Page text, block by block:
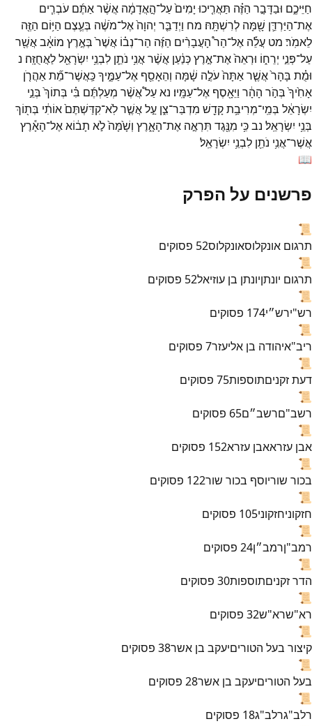
חַיֵּיכֶ֑ם וּבַדָּבָ֣ר הַזֶּ֗ה תַּאֲרִ֤יכוּ יָמִים֙עַל־הָ֣אֲדָמָ֔ה אֲשֶׁ֨ראַתֶּ֜ם עֹבְרִ֧ים
אֶת־הַיַּרְדֵּ֛ן שָׁ֖מָּה לְרִשְׁתָּֽהּ׃ מח וַיְדַבֵּ֤ר יְהוָה֙אֶל־מֹשֶׁ֔ה בְּעֶ֛צֶם הַיּ֥וֹם הַזֶּ֖ה
לֵאמֹֽר׃ מט עֲלֵ֡ה אֶל־הַר֩ הָעֲבָרִ֨ים הַזֶּ֜ה הַר־נְב֗וֹ אֲשֶׁר֙ בְּאֶ֣רֶץ מוֹאָ֔באֲשֶׁ֖ר
עַל־פְּנֵ֣י יְרֵח֑וֹ וּרְאֵה֙אֶת־אֶ֣רֶץכְּנַ֔עַן אֲשֶׁ֨ראֲנִ֥י נֹתֵ֛ן לִבְנֵ֥י יִשְׂרָאֵ֖ללַאֲחֻזָּֽה׃ נ
וּמֻ֗ת בָּהָר֙אֲשֶׁ֤ראַתָּה֙עֹלֶ֣ה שָׁ֔מָּה וְהֵאָסֵ֖ף אֶל־עַמֶּ֑יךָכַּֽאֲשֶׁר־מֵ֞תאַהֲרֹ֤ן
אָחִ֙יךָ֙ בְּהֹ֣ר הָהָ֔ר וַיֵּאָ֖סֶף אֶל־עַמָּֽיו׃ נאעַל֩אֲשֶׁ֨ר מְעַלְתֶּ֜ם בִּ֗י בְּתוֹךְ֙ בְּנֵ֣י
יִשְׂרָאֵ֔ל בְּמֵֽי־מְרִיבַ֥תקָדֵ֖שׁ מִדְבַּר־צִ֑ן עַ֣לאֲשֶׁ֤רלֹֽא־קִדַּשְׁתֶּם֙אוֹתִ֔י בְּת֖וֹךְ
בְּנֵ֥י יִשְׂרָאֵֽל׃ נבכִּ֥י מִנֶּ֖גֶד תִּרְאֶ֣ה אֶת־הָאָ֑רֶץ וְשָׁ֙מָּה֙לֹ֣א תָב֔וֹאאֶל־הָאָ֕רֶץ
אֲשֶׁר־אֲנִ֥י נֹתֵ֖ן לִבְנֵ֥י יִשְׂרָאֵֽל׃
📖
פרשנים על הפרק
📜
תרגום אונקלוסאונקלוס52 פסוקים
📜
תרגום יונתןיונתן בן עוזיאל52 פסוקים
📜
רש"ירש״י174 פסוקים
📜
ריב"איהודה בן אליעזר7 פסוקים
📜
דעת זקניםתוספות75 פסוקים
📜
רשב"םרשב״ם65 פסוקים
📜
אבן עזראאבן עזרא152 פסוקים
📜
בכור שוריוסף בכור שור122 פסוקים
📜
חזקוניחזקוני105 פסוקים
📜
רמב"ןרמב״ן24 פסוקים
📜
הדר זקניםתוספות30 פסוקים
📜
רא"שרא"ש32 פסוקים
📜
קיצור בעל הטוריםיעקב בן אשר38 פסוקים
📜
בעל הטוריםיעקב בן אשר28 פסוקים
📜
רלב"גרלב"ג18 פסוקים